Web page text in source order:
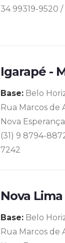
34 99319-9520
Igarapé -
Base: Belo
Rua Marcos de
Nova Esperança
(31) 9 8794-
7242
Nova Lima
Base: Belo
Rua Marcos de